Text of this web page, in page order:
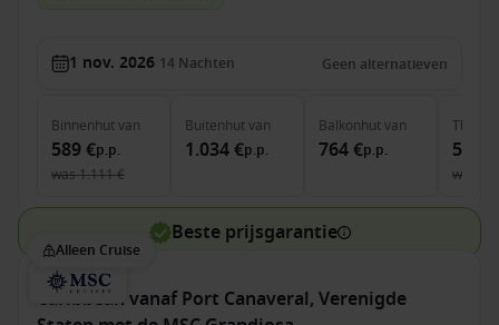
1 nov. 2026 14 Nachten Geen alternatieven
Binnenhutvan
589 €p.p.
was1.111 €
Buitenhutvan
1.034 €p.p.
Balkonhutvan
764 €p.p.
The
was
Beste prijsgarantie
Alleen Cruise
Caribbean vanaf Port Canaveral, Verenigde